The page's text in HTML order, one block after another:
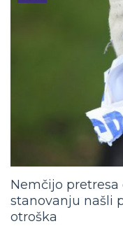
Nemčijo
stanovanju našli
otroška